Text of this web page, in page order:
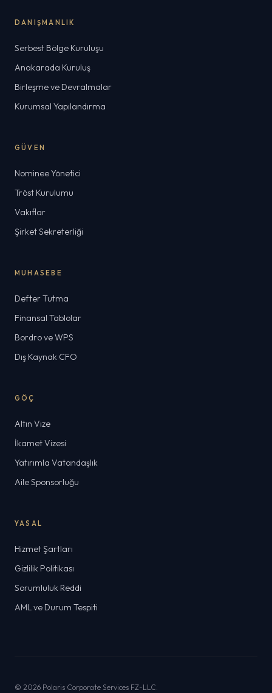
DANIŞMANLIK
Serbest Bölge Kuruluşu
Anakarada Kuruluş
Birleşme ve Devralmalar
Kurumsal Yapılandırma
GÜVEN
Nominee Yönetici
Tröst Kurulumu
Vakıflar
Şirket Sekreterliği
MUHASEBE
Defter Tutma
Finansal Tablolar
Bordro ve WPS
Dış Kaynak CFO
GÖÇ
Altın Vize
İkamet Vizesi
Yatırımla Vatandaşlık
Aile Sponsorluğu
YASAL
Hizmet Şartları
Gizlilik Politikası
Sorumluluk Reddi
AML ve Durum Tespiti
© 2026 Polaris Corporate Services FZ-LLC.